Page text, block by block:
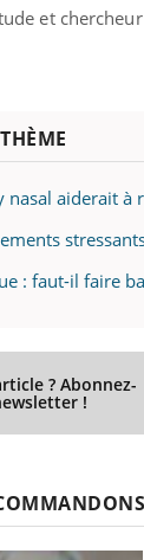
et
nasal aiderait à
: faut-il faire
? Abonnez-
!